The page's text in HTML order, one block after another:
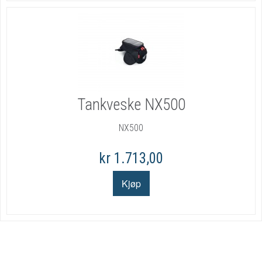
Tankveske NX500
NX500
kr 1.713,00